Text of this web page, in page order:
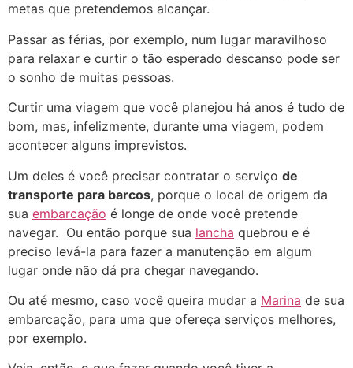
metas que pretendemos alcançar.
Passar as férias, por exemplo, num lugar maravilhoso
para relaxar e curtir o tão esperado descanso pode ser
o sonho de muitas pessoas.
Curtir uma viagem que você planejou há anos é tudo de
bom, mas, infelizmente, durante uma viagem, podem
acontecer alguns imprevistos.
Um deles é você precisar contratar o serviço de
transporte para barcos, porque o local de origem da
sua embarcação é longe de onde você pretende
navegar. Ou então porque sua lancha quebrou e é
preciso levá-la para fazer a manutenção em algum
lugar onde não dá pra chegar navegando.
Ou até mesmo, caso você queira mudar a Marina de sua
embarcação, para uma que ofereça serviços melhores,
por exemplo.